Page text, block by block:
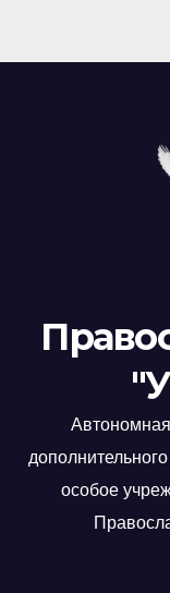
особое